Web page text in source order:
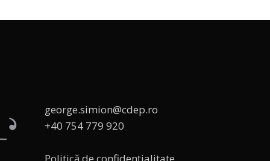
george.simion@cdep.ro
+40 754 779 920
Politică de confidențialitate